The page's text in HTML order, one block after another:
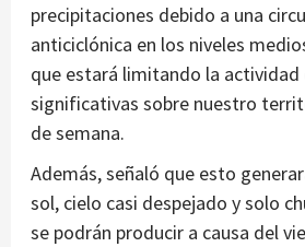
precipitaciones debido a una
anticiclónica en los niveles
que estará limitando la actividad
significativas sobre nuestro
de semana.
Además, señaló que esto
sol, cielo casi despejado y solo
se podrán producir a causa del